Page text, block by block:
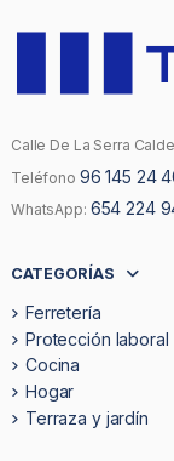
Calle De La Serra
Teléfono 96 145 24
WhatsApp: 654 224
CATEGORÍAS
Ferretería
Protección laboral
Cocina
Hogar
Terraza y jardín